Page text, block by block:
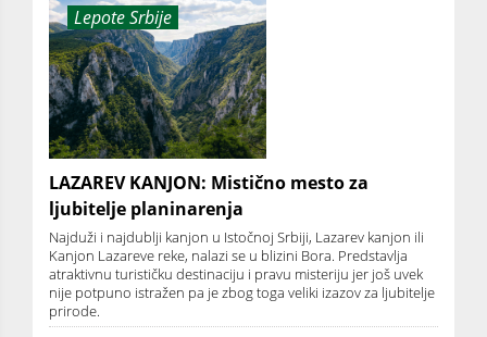
Lepote Srbije
LAZAREV KANJON: Mistično mesto za
ljubitelje planinarenja
Najduži i najdublji kanjon u Istočnoj Srbiji, Lazarev kanjon ili
Kanjon Lazareve reke, nalazi se u blizini Bora. Predstavlja
atraktivnu turističku destinaciju i pravu misteriju jer još uvek
nije potpuno istražen pa je zbog toga veliki izazov za ljubitelje
prirode.